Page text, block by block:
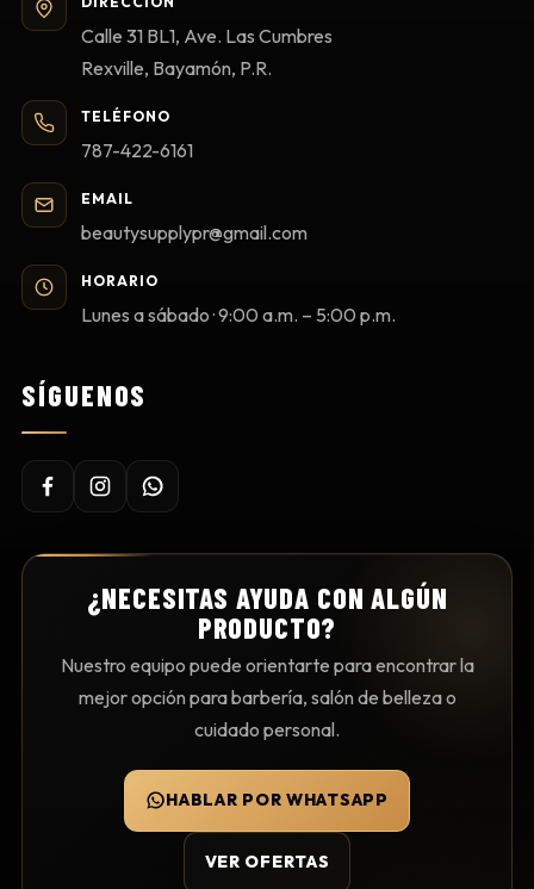
Calle 31 BL1, Ave. Las Cumbres
Rexville, Bayamón, P.R.
TELÉFONO
787-422-6161
EMAIL
beautysupplypr@gmail.com
HORARIO
Lunes a sábado · 9:00 a.m. – 5:00 p.m.
SÍGUENOS
¿NECESITAS AYUDA CON ALGÚN
PRODUCTO?
Nuestro equipo puede orientarte para encontrar la
mejor opción para barbería, salón de belleza o
cuidado personal.
HABLAR POR WHATSAPP
VER OFERTAS